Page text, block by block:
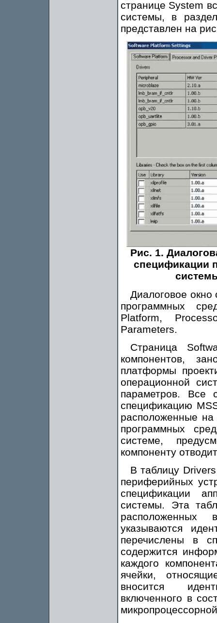
странице System
системы, в
представлен на
Рис. 1.
спецификации
Диалоговое
программных
Platform,
Parameters.
Страница
компонентов,
платформы
операционной
параметров. Все
спецификацию
расположенные на
программных
системе,
компоненту
В таблицу
периферийных
спецификации
системы. Эта
указываются
перечислены в
содержится
каждого
ячейки,
вносится
включенного в